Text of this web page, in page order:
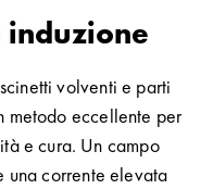
induzione
volventi e parti
metodo eccellente per
e cura. Un campo
una corrente elevata